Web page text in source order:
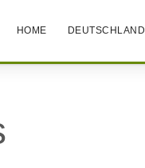
HOME DEUTSCHLAND